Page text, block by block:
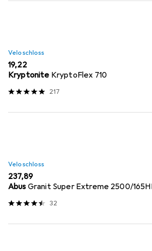
Veloschloss
EUR
19,22
Kryptonite KryptoFlex 710
217
Veloschloss
EUR
237,89
Abus Granit Super Extreme 2500/
32